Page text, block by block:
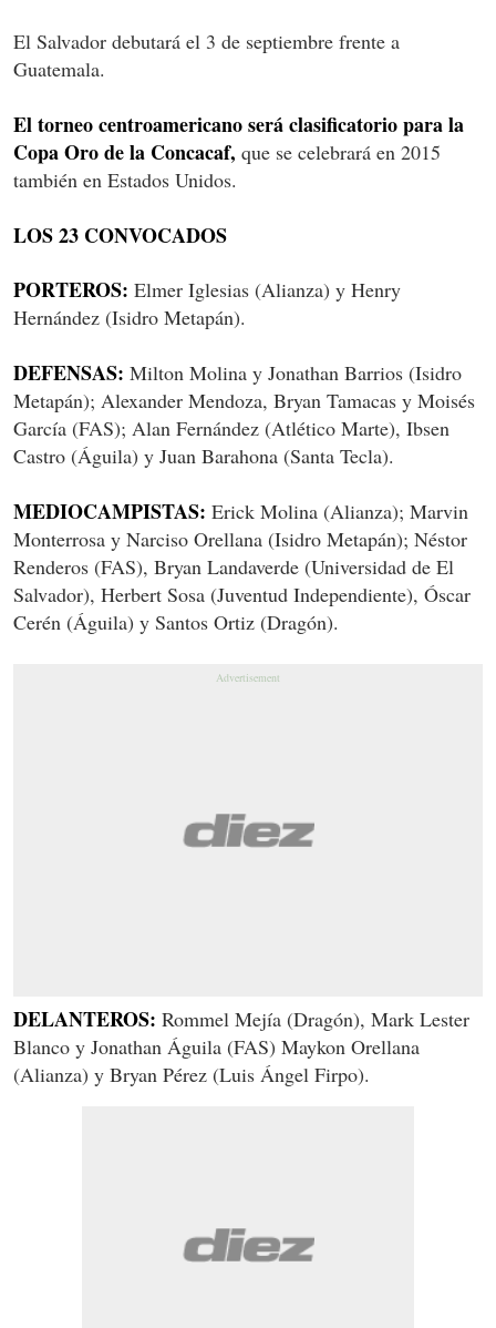
El Salvador debutará el 3 de septiembre frente a
Guatemala.
El torneo centroamericano será clasificatorio para la
Copa Oro de la Concacaf, que se celebrará en 2015
también en Estados Unidos.
LOS 23 CONVOCADOS
PORTEROS: Elmer Iglesias (Alianza) y Henry
Hernández (Isidro Metapán).
DEFENSAS: Milton Molina y Jonathan Barrios (Isidro
Metapán); Alexander Mendoza, Bryan Tamacas y Moisés
García (FAS); Alan Fernández (Atlético Marte), Ibsen
Castro (Águila) y Juan Barahona (Santa Tecla).
MEDIOCAMPISTAS: Erick Molina (Alianza); Marvin
Monterrosa y Narciso Orellana (Isidro Metapán); Néstor
Renderos (FAS), Bryan Landaverde (Universidad de El
Salvador), Herbert Sosa (Juventud Independiente), Óscar
Cerén (Águila) y Santos Ortiz (Dragón).
DELANTEROS: Rommel Mejía (Dragón), Mark Lester
Blanco y Jonathan Águila (FAS) Maykon Orellana
(Alianza) y Bryan Pérez (Luis Ángel Firpo).